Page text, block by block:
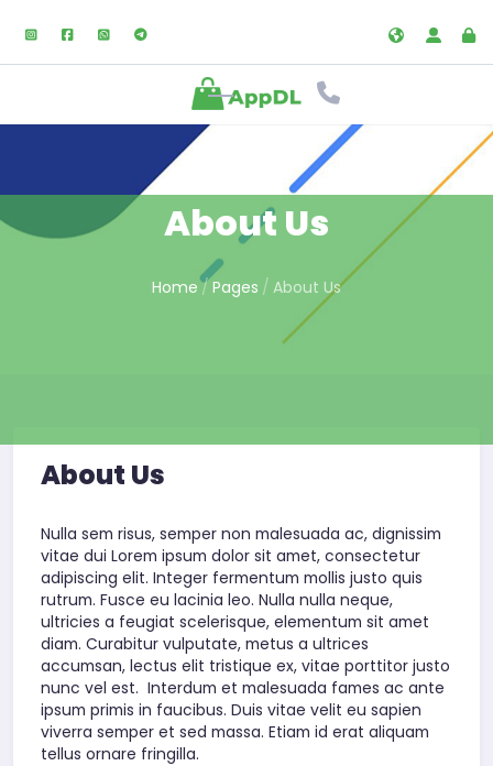
About Us
Home Pages About Us
About Us
Nulla sem risus, semper non malesuada ac, dignissim
vitae dui Lorem ipsum dolor sit amet, consectetur
adipiscing elit. Integer fermentum mollis justo quis
rutrum. Fusce eu lacinia leo. Nulla nulla neque,
ultricies a feugiat scelerisque, elementum sit amet
diam. Curabitur vulputate, metus a ultrices
accumsan, lectus elit tristique ex, vitae porttitor justo
nunc vel est. Interdum et malesuada fames ac ante
ipsum primis in faucibus. Duis vitae velit eu sapien
viverra semper et sed massa. Etiam id erat aliquam
tellus ornare fringilla.